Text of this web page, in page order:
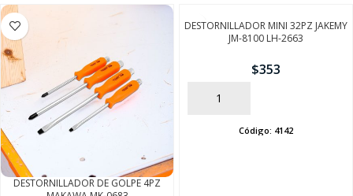
DESTORNILLADOR DE GOLPE 4PZ
DESTORNILLADOR MINI 32PZ JAKEMY
JM-8100 LH-2663
$353
AÑADIR
Código: 4142